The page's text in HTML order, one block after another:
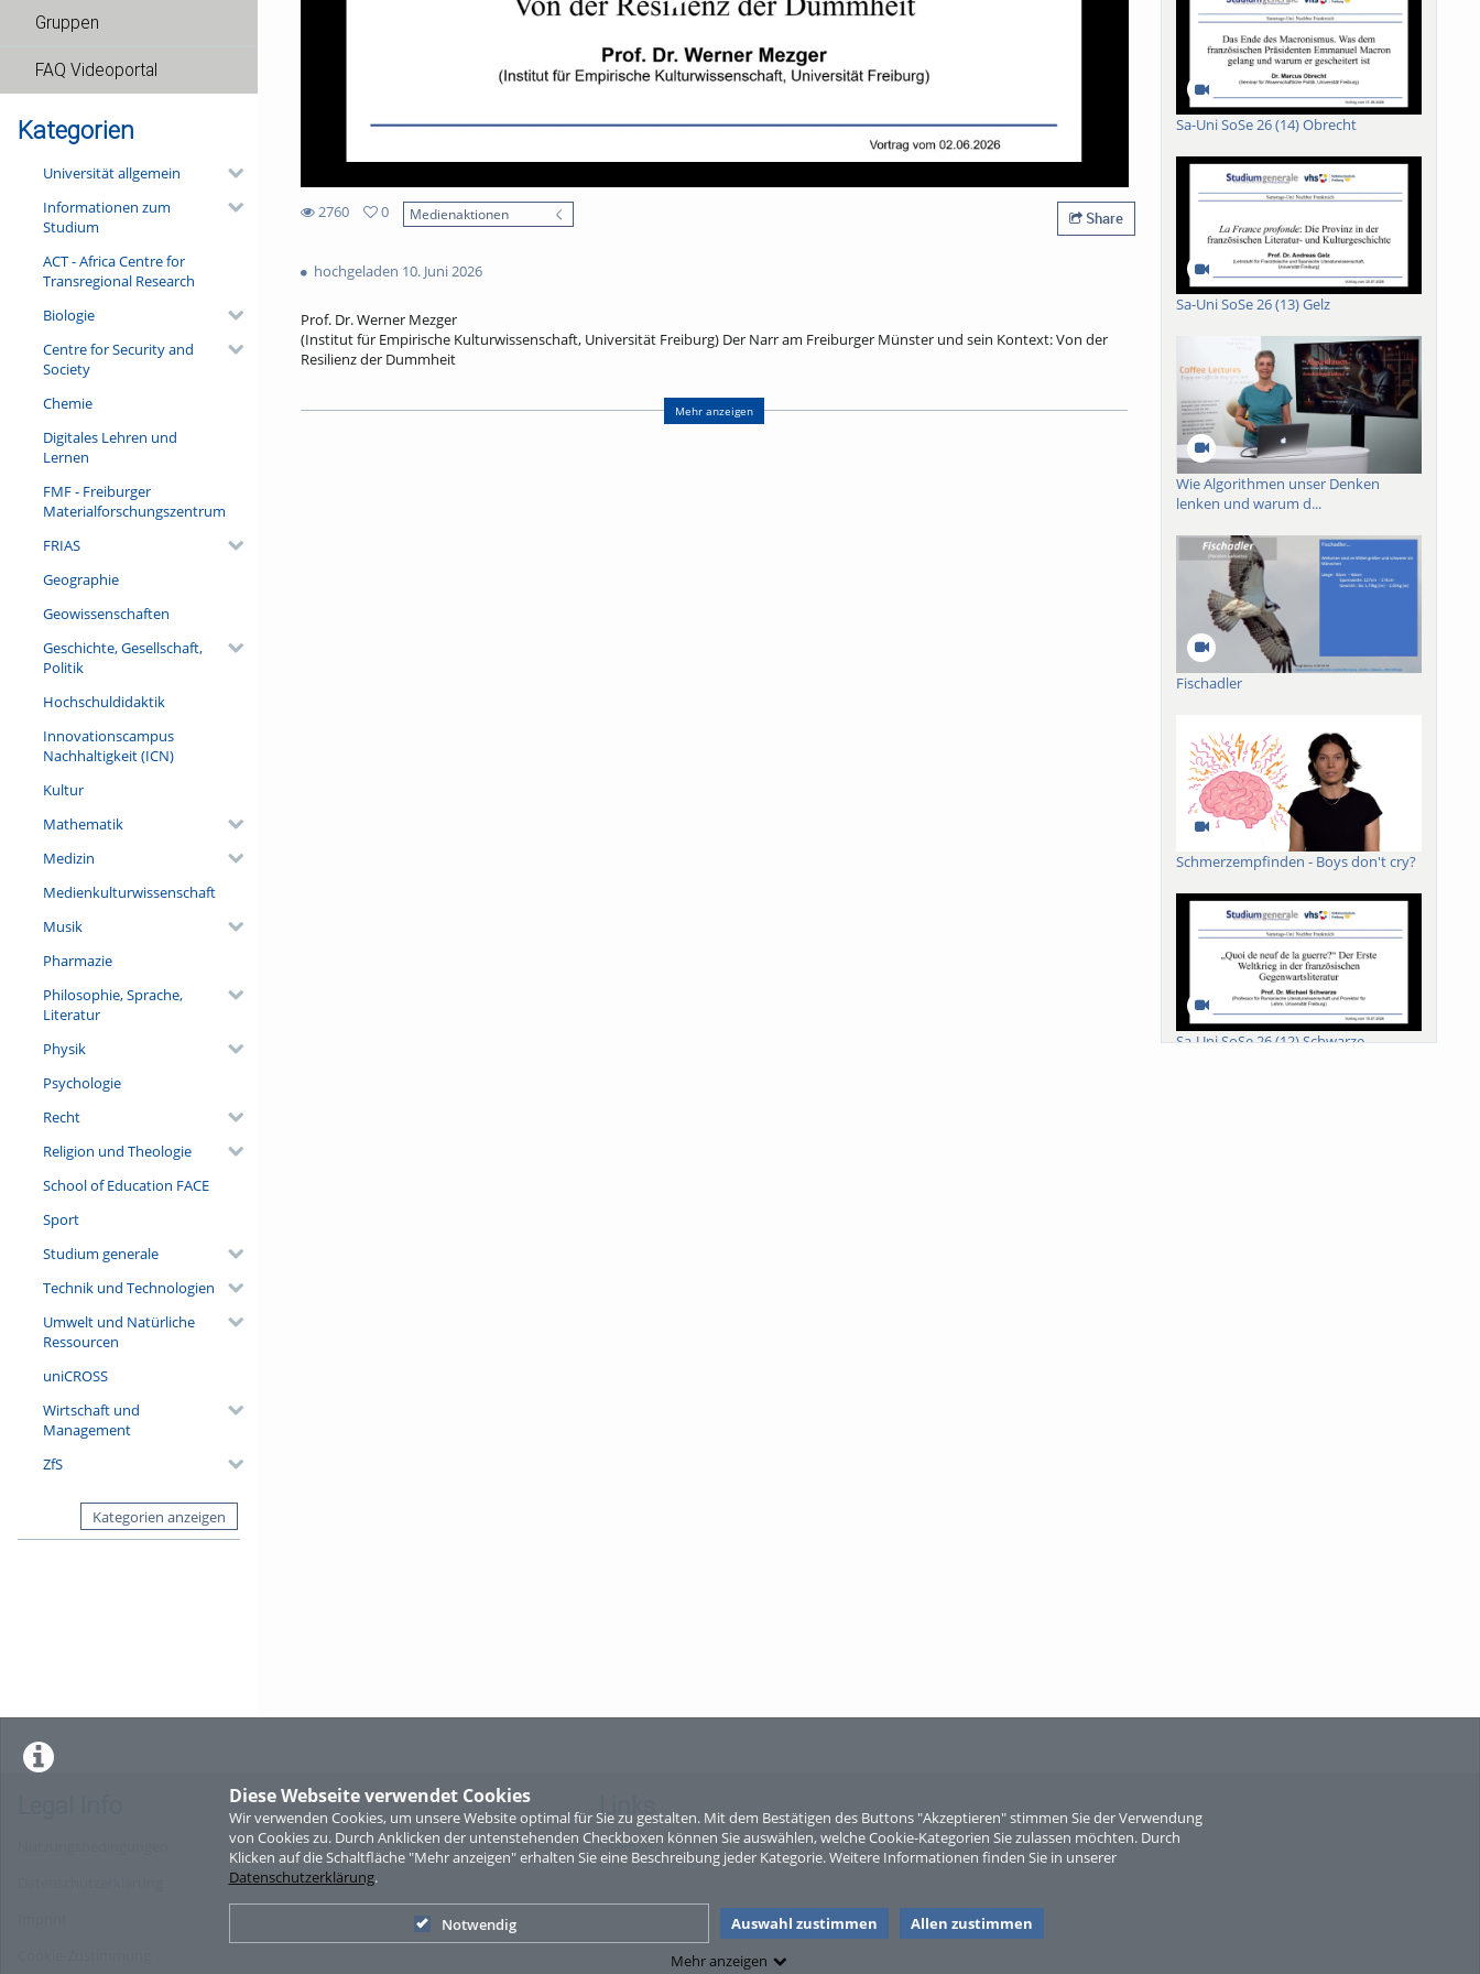
Diese Webseite verwendet Cookies
Wir verwenden Cookies, um unsere Website optimal für Sie zu gestalten. Mit dem Bestätigen des Buttons "Akzeptieren" stimmen Sie der Verwendung
von Cookies zu. Durch Anklicken der untenstehenden Checkboxen können Sie auswählen, welche Cookie-Kategorien Sie zulassen möchten. Durch
Klicken auf die Schaltfläche "Mehr anzeigen" erhalten Sie eine Beschreibung jeder Kategorie. Weitere Informationen finden Sie in unserer
Datenschutzerklärung.
Notwendig Auswahl zustimmen
Allen zustimmen
Mehr anzeigen
Gruppen
FAQ Videoportal
Kategorien
Universität allgemein
Informationen zum
Studium
ACT - Africa Centre for
Transregional Research
Biologie
Centre for Security and
Society
Chemie
Digitales Lehren und
Lernen
FMF - Freiburger
Materialforschungszentrum
FRIAS
Geographie
Geowissenschaften
Geschichte, Gesellschaft,
Politik
Hochschuldidaktik
Innovationscampus
Nachhaltigkeit (ICN)
Kultur
Mathematik
Medizin
Medienkulturwissenschaft
Musik
Pharmazie
Philosophie, Sprache,
Literatur
Physik
Psychologie
Recht
Religion und Theologie
School of Education FACE
Sport
Studium generale
Technik und Technologien
Umwelt und Natürliche
Ressourcen
uniCROSS
Wirtschaft und
Management
ZfS
Kategorien anzeigen
2760
views
0
Medienaktionen Share
hochgeladen 10. Juni 2026
Prof. Dr. Werner Mezger
(Institut für Empirische Kulturwissenschaft, Universität Freiburg) Der Narr am Freiburger Münster und sein Kontext: Von der
Resilienz der Dummheit
allerdings wenig zu tun. Vielmehr ist er steinerner Zeuge jener Konjunktur der Narrenidee, die 1494 mit Sebastian Brants
Narrenschiff begann, 1511 durch das Lob der Torheit des Erasmus von Rotterdam eine geniale ironische Brechung erfuhr und
Mehr anzeigen
Sa-Uni SoSe 26 (14) Obrecht
Sa-Uni SoSe 26 (13) Gelz
Wie Algorithmen unser Denken
lenken und warum d...
Fischadler
Schmerzempfinden - Boys don't cry?
Sa-Uni SoSe 26 (12) Schwarze
Sperber
Links
Sitemap